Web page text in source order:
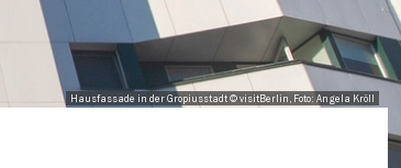
Hausfassade in der Gropiusstadt © visitBerlin, Foto: Angela Kröll